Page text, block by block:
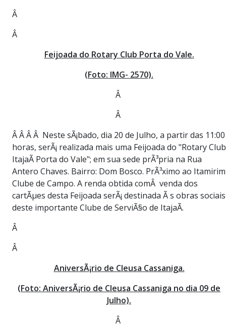
Â
Â
Feijoada do Rotary Club Porta do Vale.
(Foto: IMG- 2570).
Â
Â
Â Â Â Â Neste sÃ¡bado, dia 20 de Julho, a partir das 11:00
horas, serÃ¡ realizada mais uma Feijoada do "Rotary Club
ItajaÃ­ Porta do Vale"; em sua sede prÃ³pria na Rua
Antero Chaves. Bairro: Dom Bosco. PrÃ³ximo ao Itamirim
Clube de Campo. A renda obtida comÂ venda dos
cartÃµes desta Feijoada serÃ¡ destinada Ã s obras sociais
deste importante Clube de ServiÃ§o de ItajaÃ­.
Â
Â
AniversÃ¡rio de Cleusa Cassaniga.
(Foto: AniversÃ¡rio de Cleusa Cassaniga no dia 09 de
Julho).
Â